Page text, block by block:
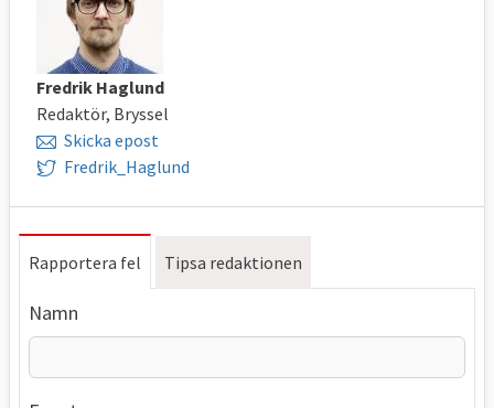
Fredrik Haglund
Redaktör, Bryssel
Skicka epost
Fredrik_Haglund
Rapportera fel Tipsa redaktionen
Namn